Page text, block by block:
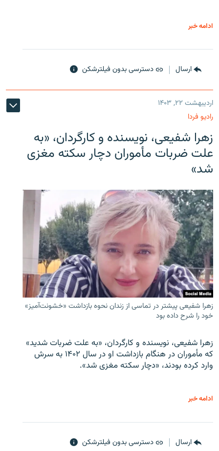
ادامه خبر
ارسال دسترسی بدون فیلترشکن
اردیبهشت ۲۲, ۱۴۰۳
رادیو فردا
زهرا شفیعی، نویسنده و کارگردان، «به
علت ضربات مأموران دچار سکته مغزی
شد»
زهرا شفیعی پیشتر در تماسی از زندان نحوه بازداشت «خشونت‌آمیز»
خود را شرح داده بود
زهرا شفیعی، نویسنده و کارگردان، «به علت ضربات شدید»
که مأموران در هنگام بازداشت او در سال ۱۴۰۲ به سرش
وارد کرده بودند، «دچار سکته مغزی شد».
ادامه خبر
ارسال دسترسی بدون فیلترشکن